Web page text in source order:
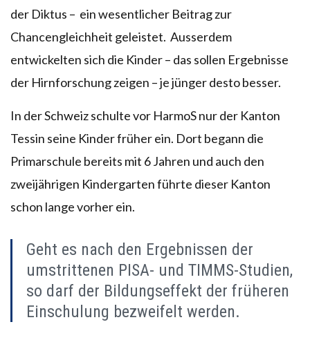
der Diktus – ein wesentlicher Beitrag zur
Chancengleichheit geleistet. Ausserdem
entwickelten sich die Kinder – das sollen Ergebnisse
der Hirnforschung zeigen – je jünger desto besser.
In der Schweiz schulte vor HarmoS nur der Kanton
Tessin seine Kinder früher ein. Dort begann die
Primarschule bereits mit 6 Jahren und auch den
zweijährigen Kindergarten führte dieser Kanton
schon lange vorher ein.
Geht es nach den Ergebnissen der
umstrittenen PISA- und TIMMS-Studien,
so darf der Bildungseffekt der früheren
Einschulung bezweifelt werden.